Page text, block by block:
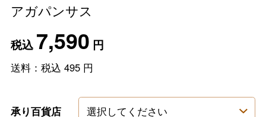
アガパンサス
税込7,590 円
送料：税込 495円
承り百貨店